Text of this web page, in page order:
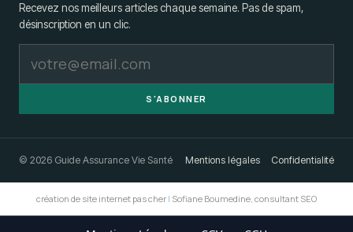
Recevez nos meilleurs articles chaque semaine. Pas de spam,
désinscription en un clic.
S'ABONNER
© 2026 Guide Assurance Vie Santé Mentions légales Confidentialité
création de site internet pas cher | Sofiane Boumedine, consultant SEO